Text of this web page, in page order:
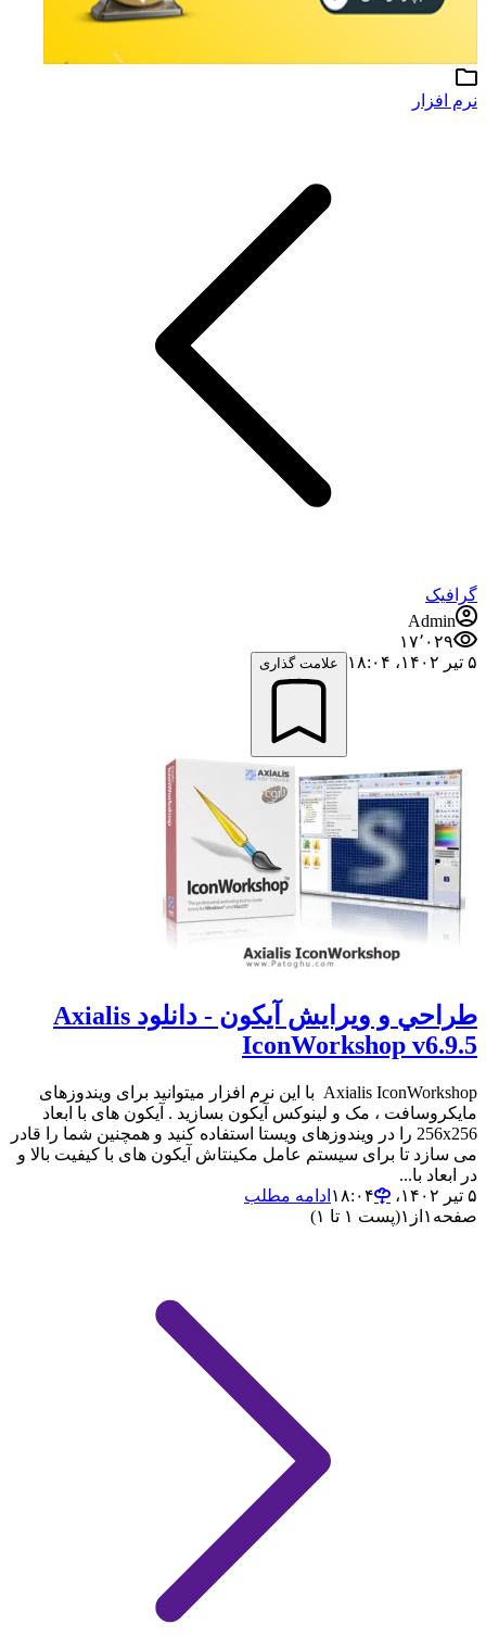
نرم افزار
گرافیک
Admin
۱۷٬۰۲۹
۵ تیر ۱۴۰۲،‏ ۱۸:۰۴
علامت گذاری
طراحي و ويرايش آيکون - دانلود Axialis
IconWorkshop v6.9.5
Axialis IconWorkshop با این نرم افزار میتوانید برای ویندوزهای
مایکروسافت ، مک و لینوکس آیکون بسازید . آیکون های با ابعاد
256x256 را در ویندوزهای ویستا استفاده کنید و همچنین شما را قادر
می سازد تا برای سیستم عامل مکینتاش آیکون های با کیفیت بالا و
در ابعاد با...
۵ تیر ۱۴۰۲،‏ ۱۸:۰۴
ادامه مطلب
صفحه ۱ از ۱(پست ۱ تا ۱)